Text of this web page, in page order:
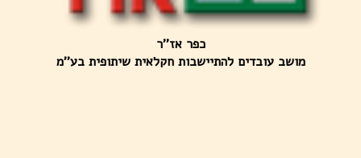
כפר אז''ר
מושב עובדים להתיישבות חקלאית שיתופית בע''מ